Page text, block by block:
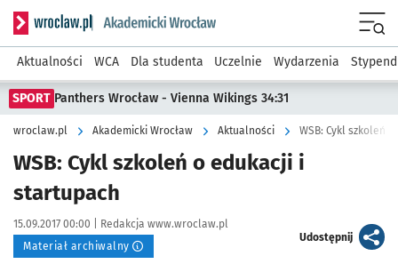
Serwis informacyjny wroclaw.pl podserwis: Akademicki
Aktualności WCA Dla studenta Uczelnie Wydarzenia
SPORT Panthers Wrocław - Vienna Wikings 34:31
wroclaw.pl Akademicki Wrocław Aktualności WSB: Cykl szkoleń
WSB: Cykl szkoleń o edukacji i
startupach
Data publikacji:
15.09.2017 00:00 | Autor:
Redakcja www.wroclaw.pl
Materiał archiwalny
Udostępnijartykuł